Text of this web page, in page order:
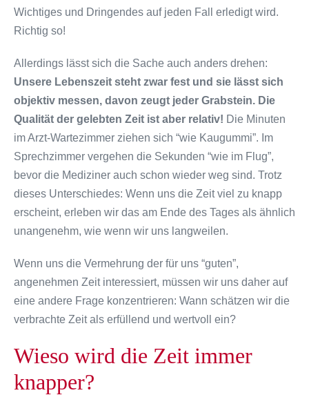
Wichtiges und Dringendes auf jeden Fall erledigt wird.
Richtig so!
Allerdings lässt sich die Sache auch anders drehen:
Unsere Lebenszeit steht zwar fest und sie lässt sich
objektiv messen, davon zeugt jeder Grabstein. Die
Qualität der gelebten Zeit ist aber relativ! Die Minuten
im Arzt-Wartezimmer ziehen sich “wie Kaugummi”. Im
Sprechzimmer vergehen die Sekunden “wie im Flug”,
bevor die Mediziner auch schon wieder weg sind. Trotz
dieses Unterschiedes: Wenn uns die Zeit viel zu knapp
erscheint, erleben wir das am Ende des Tages als ähnlich
unangenehm, wie wenn wir uns langweilen.
Wenn uns die Vermehrung der für uns “guten”,
angenehmen Zeit interessiert, müssen wir uns daher auf
eine andere Frage konzentrieren: Wann schätzen wir die
verbrachte Zeit als erfüllend und wertvoll ein?
Wieso wird die Zeit immer
knapper?